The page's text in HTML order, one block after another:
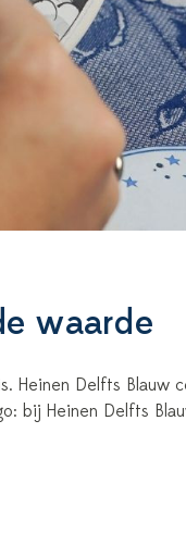
waarde
Heinen Delfts Blauw
bij Heinen Delfts